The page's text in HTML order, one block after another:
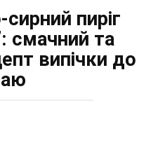
пиріг
смачний та
випічки до